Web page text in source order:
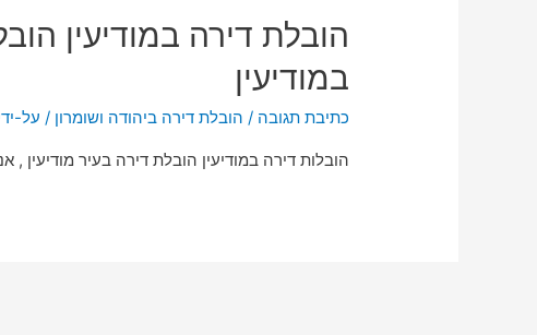
הובלת דירה במודיעין
במודיעין
כתיבת תגובה / הובלת דירה ביהודה ושומרון / על-
הובלות דירה במודיעין הובלת דירה בעיר מודיעין ,